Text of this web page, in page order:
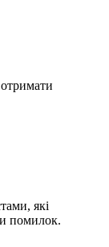
які
помилок.